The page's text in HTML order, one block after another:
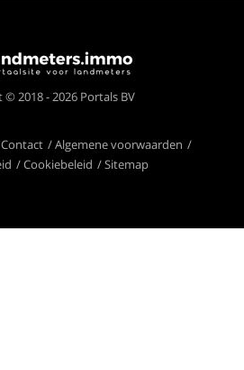
2018 - 2026 Portals BV
Contact
Algemene voorwaarden
Cookiebeleid Sitemap